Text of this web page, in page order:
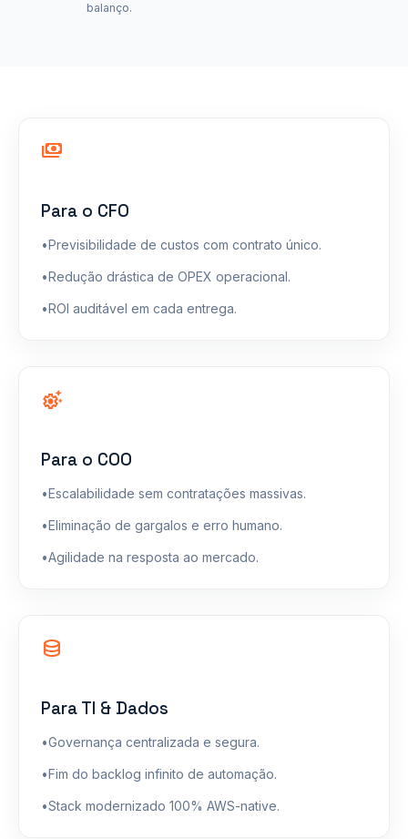
balanço.
payments
Para o CFO
•Previsibilidade de custos com contrato único.
•Redução drástica de OPEX operacional.
•ROI auditável em cada entrega.
settings_suggest
Para o COO
•Escalabilidade sem contratações massivas.
•Eliminação de gargalos e erro humano.
•Agilidade na resposta ao mercado.
database
Para TI & Dados
•Governança centralizada e segura.
•Fim do backlog infinito de automação.
•Stack modernizado 100% AWS-native.